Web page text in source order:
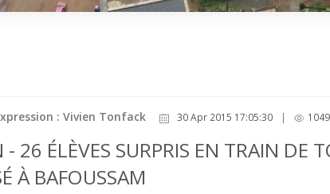
: Vivien Tonfack 30 Apr 2015 17:05:30 |
26 ÉLÈVES SURPRIS EN TRAIN DE
À BAFOUSSAM